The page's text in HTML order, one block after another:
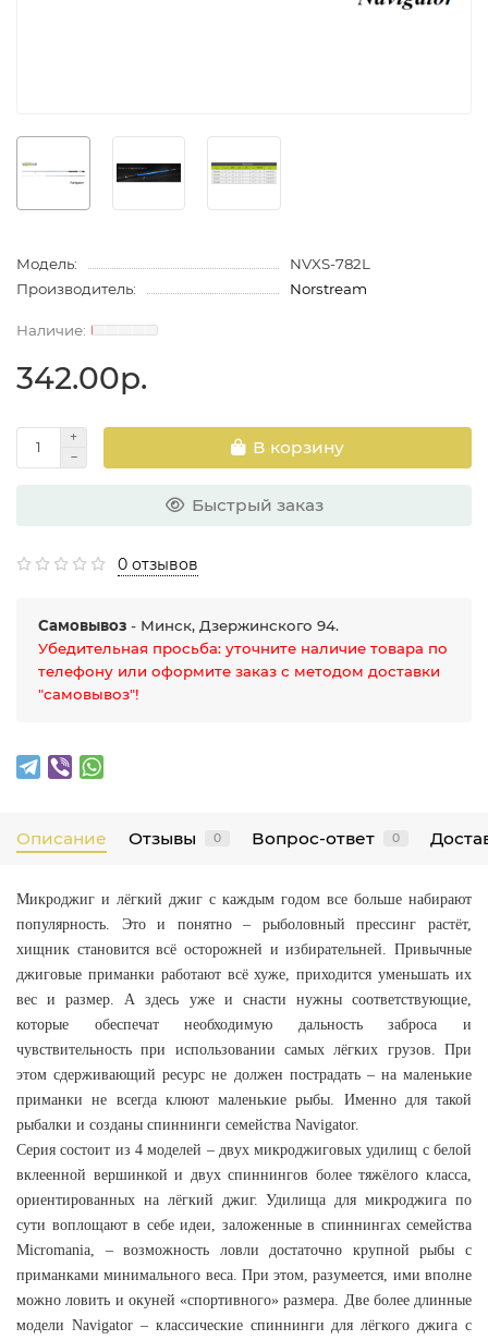
Модель:
NVXS-782L
Производитель:
Norstream
342.00р.
В корзину
Быстрый заказ
0 отзывов
Самовывоз - Минск, Дзержинского 94.
Убедительная просьба: уточните наличие товара по
телефону или оформите заказ с методом доставки
"самовывоз"!
Описание Отзывы 0 Вопрос-ответ 0
Микроджиг и лёгкий джиг с каждым годом все больше набирают
популярность. Это и понятно – рыболовный прессинг растёт,
хищник становится всё осторожней и избирательней. Привычные
джиговые приманки работают всё хуже, приходится уменьшать их
вес и размер. А здесь уже и снасти нужны соответствующие,
которые обеспечат необходимую дальность заброса и
чувствительность при использовании самых лёгких грузов. При
этом сдерживающий ресурс не должен пострадать – на маленькие
приманки не всегда клюют маленькие рыбы. Именно для такой
рыбалки и созданы спиннинги семейства Navigator.
Серия состоит из 4 моделей – двух микроджиговых удилищ с белой
вклеенной вершинкой и двух спиннингов более тяжёлого класса,
ориентированных на лёгкий джиг. Удилища для микроджига по
сути воплощают в себе идеи, заложенные в спиннингах семейства
Micromania, – возможность ловли достаточно крупной рыбы с
приманками минимального веса. При этом, разумеется, ими вполне
можно ловить и окуней «спортивного» размера. Две более длинные
модели Navigator – классические спиннинги для лёгкого джига c